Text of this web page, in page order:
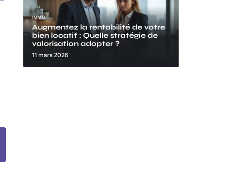
IMMO
Augmentez la rentabilité de votre
bien locatif : Quelle stratégie de
valorisation adopter ?
11 mars 2026